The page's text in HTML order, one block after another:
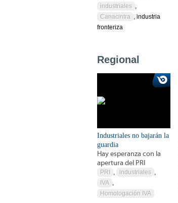
industriales ,
Canacintra , industria
fronteriza
Regional
Industriales no bajarán la
guardia
Hay esperanza con la
apertura del PRI
PRI , industriales ,
IVA ,
Homologación IVA